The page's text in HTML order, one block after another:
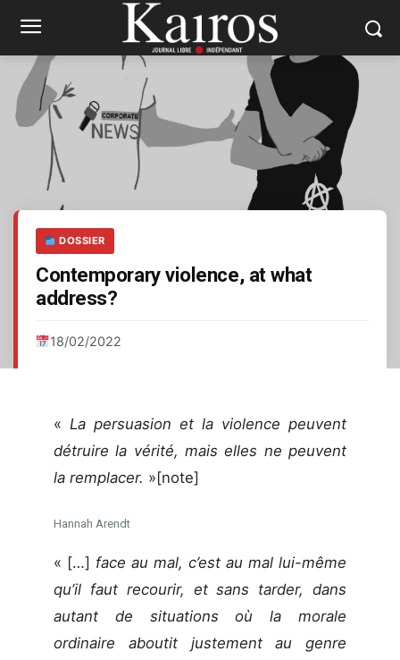
DOSSIER
Contemporary violence, at what
address?
18/02/2022
« La persuasion et la violence peuvent
détruire la vérité, mais elles ne peuvent
la remplacer. »[note]
Hannah Arendt
« […] face au mal, c’est au mal lui-même
qu’il faut recourir, et sans tarder, dans
autant de situations où la morale
ordinaire aboutit justement au genre